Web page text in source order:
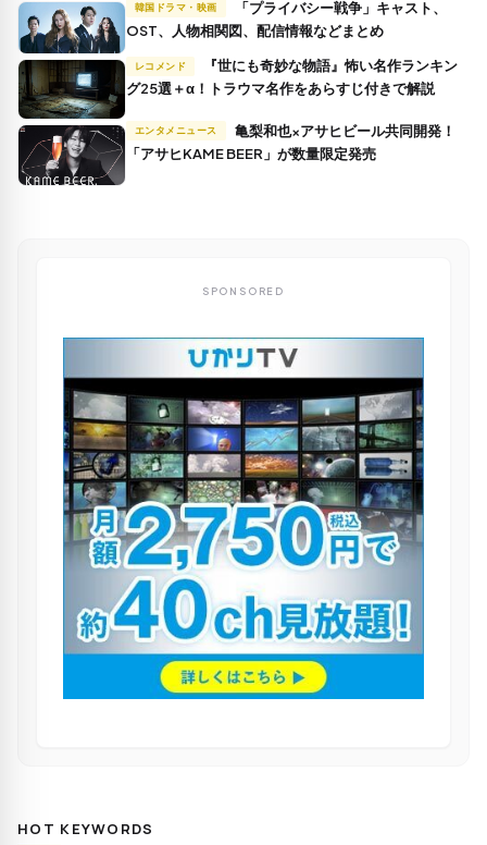
韓国ドラマ・映画
OST、人物相関図、配信情報などまとめ
レコメンド
グ25選＋α！トラウマ名作をあらすじ付きで解説
エンタメニュース
「アサヒKAME BEER」が数量限定発売
SPONSORED
HOT KEYWORDS